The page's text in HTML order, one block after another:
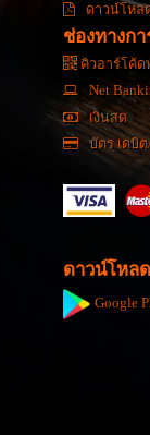
ดาวน์โหล
ช่องทางกา
คิวอาร์โค้ด
Net
เงินสด
บัตร เดบิ
ดาวน์โหล
Google